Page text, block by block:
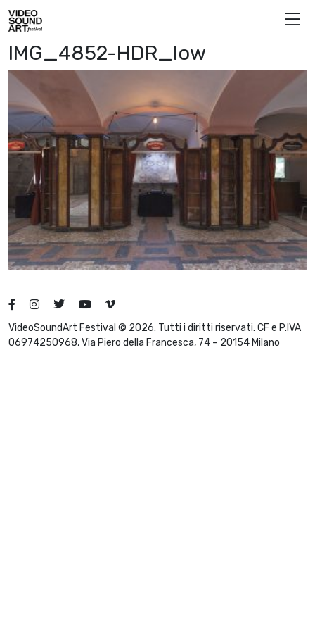
Vai al contenuto
Video Sound Art
IMG_4852-HDR_low
VideoSoundArt Festival © 2026. Tutti i diritti riservati. CF e P.IVA
06974250968, Via Piero della Francesca, 74 – 20154 Milano